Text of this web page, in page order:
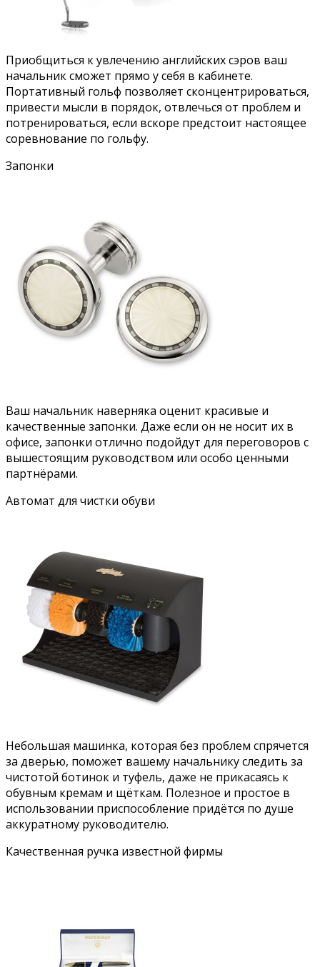
Приобщиться к увлечению английских сэров ваш
начальник сможет прямо у себя в кабинете.
Портативный гольф позволяет сконцентрироваться,
привести мысли в порядок, отвлечься от проблем и
потренироваться, если вскоре предстоит настоящее
соревнование по гольфу.
Запонки
Ваш начальник наверняка оценит красивые и
качественные запонки. Даже если он не носит их в
офисе, запонки отлично подойдут для переговоров с
вышестоящим руководством или особо ценными
партнёрами.
Автомат для чистки обуви
Небольшая машинка, которая без проблем спрячется
за дверью, поможет вашему начальнику следить за
чистотой ботинок и туфель, даже не прикасаясь к
обувным кремам и щёткам. Полезное и простое в
использовании приспособление придётся по душе
аккуратному руководителю.
Качественная ручка известной фирмы